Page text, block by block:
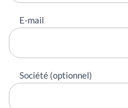
E-mail
Société (optionnel)